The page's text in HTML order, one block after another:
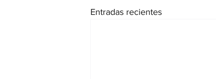
Entradas recientes